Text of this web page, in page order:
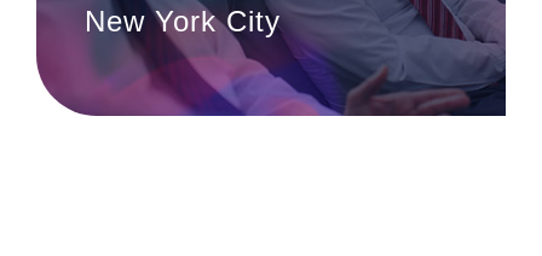
New York City